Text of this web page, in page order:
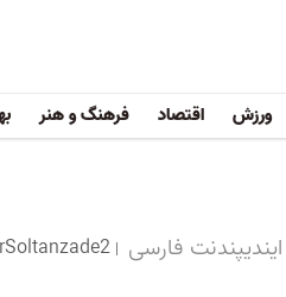
ورزش اقتصاد فرهنگ و هنر
فارسی